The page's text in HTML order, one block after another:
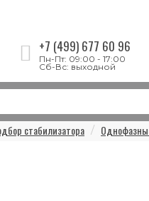
+7 (499) 677 60 96
Пн-Пт: 09:00 - 17:00
Сб-Вс: выходной
стабилизатора